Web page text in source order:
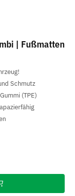
| Fußmatten
Schmutz
(TPE)